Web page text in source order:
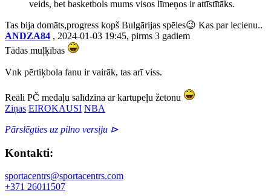
veids, bet basketbols mums visos līmeņos ir attīstītāks.
Tas bija domāts,progress kopš Bulgārijas spēles😉 Kas par lecienu..
ANDZA84 , 2024-01-03 19:45, pirms 3 gadiem
Tādas muļķības
Vnk pērtiķbola fanu ir vairāk, tas arī viss.
Reāli PČ medaļu salīdzina ar kartupeļu žetonu
Ziņas EIROKAUSI NBA
Pārslēgties uz pilno versiju ⊳
Kontakti:
sportacentrs@sportacentrs.com
+371 26011507